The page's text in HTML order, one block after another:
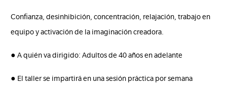
Confianza, desinhibición, concentración, relajación, trabajo en
equipo y activación de la imaginación creadora.
● A quién va dirigido: Adultos de 40 años en adelante
● El taller se impartirá en una sesión práctica por semana